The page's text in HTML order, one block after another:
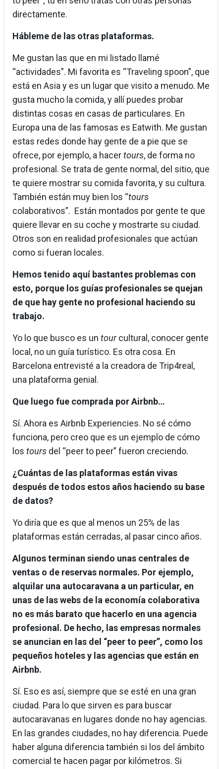
directamente.
Hábleme de las otras plataformas.
Me gustan las que en mi listado llamé
“actividades”. Mi favorita es “Traveling spoon”, que
está en Asia y es un lugar que visito a menudo. Me
gusta mucho la comida, y allí puedes probar
distintas cosas en casas de particulares. En
Europa una de las famosas es Eatwith. Me gustan
estas redes donde hay gente de a pie que se
ofrece, por ejemplo, a hacertours, de forma no
profesional. Se trata de gente normal, del sitio, que
te quiere mostrar su comida favorita, y su cultura.
También están muy bien los “tours
colaborativos”. Están montados por gente te que
quiere llevar en su coche y mostrarte su ciudad.
Otros son en realidad profesionales que actúan
como si fueran locales.
Hemos tenido aquí bastantes problemas con
esto, porque los guías profesionales se quejan
de que hay gente no profesional haciendo su
trabajo.
Yo lo que busco es un tourcultural, conocer gente
local, no un guía turístico. Es otra cosa. En
Barcelona entrevisté a la creadora de Trip4real,
una plataforma genial.
Que luego fue comprada por Airbnb…
Sí. Ahora es Airbnb Experiencies. No sé cómo
funciona, pero creo que es un ejemplo de cómo
los tours del “peer to peer” fueron creciendo.
¿Cuántas de las plataformas están vivas
después de todos estos años haciendo su base
de datos?
Yo diría que es que al menos un 25% de las
plataformas están cerradas, al pasar cinco años.
Algunos terminan siendo unas centrales de
ventas o de reservas normales. Por ejemplo,
alquilar una autocaravana a un particular, en
unas de las webs de la economía colaborativa
no es más barato que hacerlo en una agencia
profesional. De hecho, las empresas normales
se anuncian en las del “peer to peer”, como los
pequeños hoteles y las agencias que están en
Airbnb.
Sí. Eso es así, siempre que se esté en una gran
ciudad. Para lo que sirven es para buscar
autocaravanas en lugares donde no hay agencias.
En las grandes ciudades, no hay diferencia. Puede
haber alguna diferencia también si los del ámbito
comercial te hacen pagar por kilómetros. Si